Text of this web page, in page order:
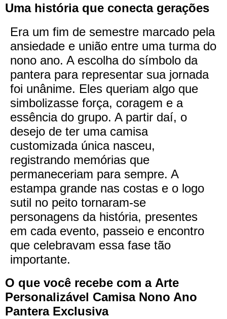
Uma história que conecta gerações
Era um fim de semestre marcado pela
ansiedade e união entre uma turma do
nono ano. A escolha do símbolo da
pantera para representar sua jornada
foi unânime. Eles queriam algo que
simbolizasse força, coragem e a
essência do grupo. A partir daí, o
desejo de ter uma camisa
customizada única nasceu,
registrando memórias que
permaneceriam para sempre. A
estampa grande nas costas e o logo
sutil no peito tornaram-se
personagens da história, presentes
em cada evento, passeio e encontro
que celebravam essa fase tão
importante.
O que você recebe com a Arte
Personalizável Camisa Nono Ano
Pantera Exclusiva